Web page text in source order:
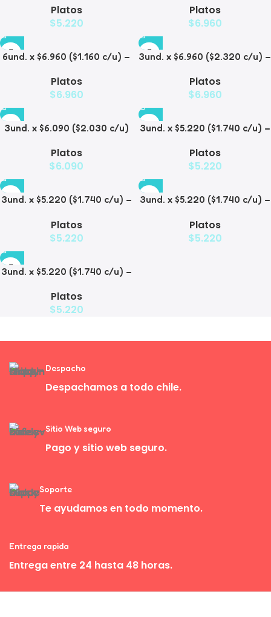
Mascotas con Diseño
Platos
$5.220
Mascotas con Patitas
Platos
$6.960
6und. x $6.960 ($1.160 c/u) –
Mascotas
Platos
$6.960
3und. x $6.960 ($2.320 c/u) –
Pollito
Platos
$6.960
3und. x $6.090 ($2.030 c/u)
Platos
$6.090
3und. x $5.220 ($1.740 c/u) –
Platos
$5.220
3und. x $5.220 ($1.740 c/u) –
Platos
$5.220
3und. x $5.220 ($1.740 c/u) –
Platos
$5.220
3und. x $5.220 ($1.740 c/u) –
Platos
$5.220
Despacho
Despachamos a todo chile.
Sitio Web seguro
Pago y sitio web seguro.
Soporte
Te ayudamos en todo momento.
Entrega rapida
Entrega entre 24 hasta 48 horas.